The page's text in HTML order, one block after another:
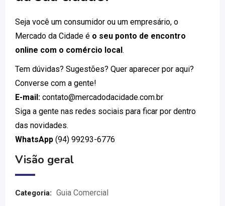
Seja você um consumidor ou um empresário, o
Mercado da Cidade é o seu ponto de encontro
online com o comércio local.
Tem dúvidas? Sugestões? Quer aparecer por aqui?
Converse com a gente!
E-mail: contato@mercadodacidade.com.br
Siga a gente nas redes sociais para ficar por dentro
das novidades.
WhatsApp (94) 99293-6776
Visão geral
Categoria: Guia Comercial